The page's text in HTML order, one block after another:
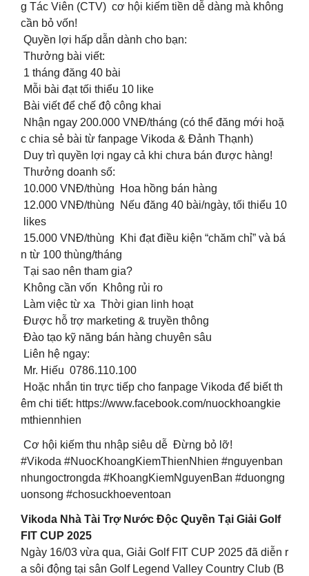
g Tác Viên (CTV) cơ hội kiếm tiền dễ dàng mà không
cần bỏ vốn!
Quyền lợi hấp dẫn dành cho bạn:
Thưởng bài viết:
1 tháng đăng 40 bài
Mỗi bài đạt tối thiểu 10 like
Bài viết để chế độ công khai
Nhận ngay 200.000 VNĐ/tháng (có thể đăng mới hoặ
c chia sẻ bài từ fanpage Vikoda & Đảnh Thạnh)
Duy trì quyền lợi ngay cả khi chưa bán được hàng!
Thưởng doanh số:
10.000 VNĐ/thùng Hoa hồng bán hàng
12.000 VNĐ/thùng Nếu đăng 40 bài/ngày, tối thiểu 10
likes
15.000 VNĐ/thùng Khi đạt điều kiện “chăm chỉ” và bá
n từ 100 thùng/tháng
Tại sao nên tham gia?
Không cần vốn Không rủi ro
Làm việc từ xa Thời gian linh hoạt
Được hỗ trợ marketing & truyền thông
Đào tạo kỹ năng bán hàng chuyên sâu
Liên hệ ngay:
Mr. Hiếu 0786.110.100
Hoặc nhắn tin trực tiếp cho fanpage Vikoda để biết th
êm chi tiết: https://www.facebook.com/nuockhoangkie
mthiennhien
Cơ hội kiếm thu nhập siêu dễ Đừng bỏ lỡ!
#Vikoda #NuocKhoangKiemThienNhien #nguyenban
nhungoctrongda #KhoangKiemNguyenBan #duongng
uonsong #chosuckhoeventoan
Vikoda Nhà Tài Trợ Nước Độc Quyền Tại Giải Golf
FIT CUP 2025
Ngày 16/03 vừa qua, Giải Golf FIT CUP 2025 đã diễn r
a sôi động tại sân Golf Legend Valley Country Club (B